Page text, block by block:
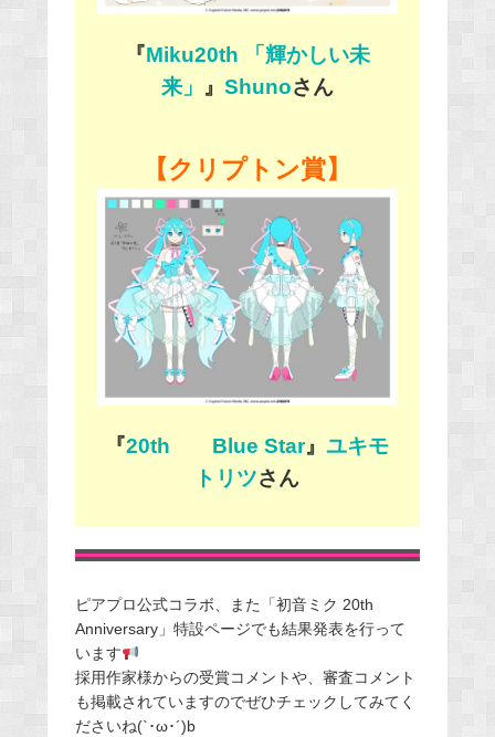
『Miku20th 「輝かしい未
来」
』 Shunoさん
【クリプトン賞】
『20th Blue Star』ユキモ
トリツさん
ピアプロ公式コラボ、また「初音ミク 20th
Anniversary」特設ページでも結果発表を行って
います
採用作家様からの受賞コメントや、審査コメント
も掲載されていますのでぜひチェックしてみてく
ださいね(`･ω･´)b